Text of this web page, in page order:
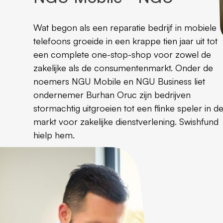
Wat begon als een reparatie bedrijf in mobiele
telefoons groeide in een krappe tien jaar uit tot
een complete one-stop-shop voor zowel de
zakelijke als de consumentenmarkt. Onder de
noemers NGU Mobile en NGU Business liet
ondernemer Burhan Oruc zijn bedrijven
stormachtig uitgroeien tot een flinke speler in
markt voor zakelijke dienstverlening. Swishfund
hielp hem.
Aanvraag starten